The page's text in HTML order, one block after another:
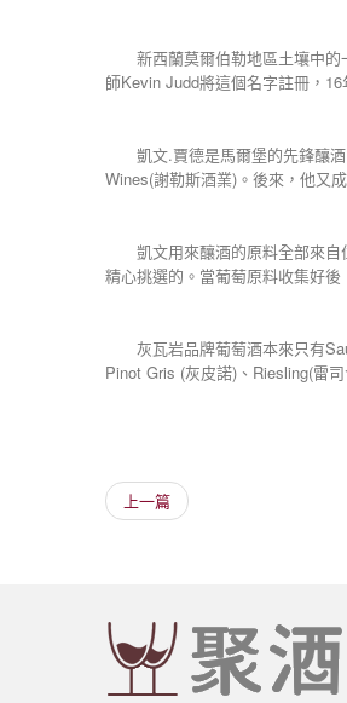
新西蘭莫爾伯勒地區土壤中的
師Kevin Judd將這個名字註冊，
凱文.賈德是馬爾堡的先鋒釀酒
Wines(謝勒斯酒業)。後來，他又
凱文用來釀酒的原料全部來自
精心挑選的。當葡萄原料收集好
灰瓦岩品牌葡萄酒本來只有
Pinot Gris (灰皮諾)、Riesling(雷
上一篇